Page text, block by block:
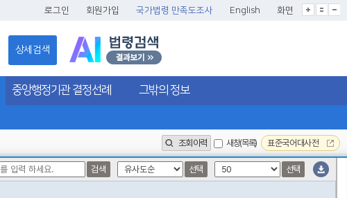
로그인 회원가입 국가법령 만족도조사 English 화면
글씨크기확대
글씨크기확대초기화
글씨크기축소
상세검색
중앙행정기관 결정선례 그밖의 정보
조회이력 새창(목록) 표준국어대사전
검색 선택 선택